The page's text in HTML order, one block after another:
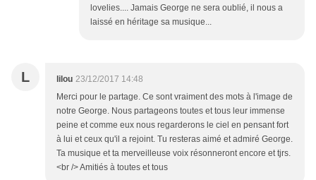
lovelies.... Jamais George ne sera oublié, il nous a
laissé en héritage sa musique...
L lilou 23/12/2017 14:48
Merci pour le partage. Ce sont vraiment des mots à l'image de
notre George. Nous partageons toutes et tous leur immense
peine et comme eux nous regarderons le ciel en pensant fort
à lui et ceux qu'il a rejoint. Tu resteras aimé et admiré George.
Ta musique et ta merveilleuse voix résonneront encore et tjrs.
<br /> Amitiés à toutes et tous